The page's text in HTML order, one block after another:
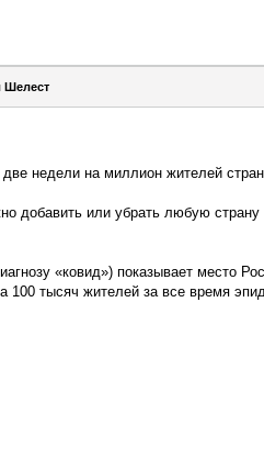
Шелест
недели на миллион жителей
добавить или убрать любую страну
«ковид») показывает место
тысяч жителей за все время